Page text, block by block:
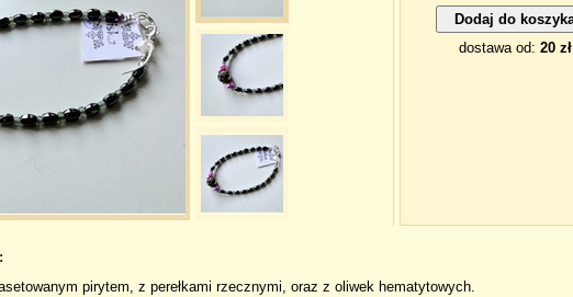
dostawa od: 20 zł
pirytem, z perełkami rzecznymi, oraz z oliwek hematytowych.